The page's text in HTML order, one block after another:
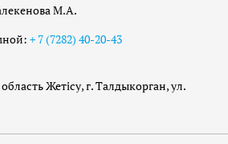
М.А.
+ 7 (7282) 40-20-43
Жетісу, г. Талдыкорган, ул.